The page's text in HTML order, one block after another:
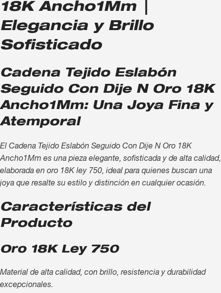
18K Ancho1Mm |
Elegancia y Brillo
Sofisticado
Cadena Tejido Eslabón
Seguido Con Dije N Oro 18K
Ancho1Mm: Una Joya Fina y
Atemporal
El Cadena Tejido Eslabón Seguido Con Dije N Oro 18K
Ancho1Mm es una pieza elegante, sofisticada y de alta calidad,
elaborada en oro 18K ley 750, ideal para quienes buscan una
joya que resalte su estilo y distinción en cualquier ocasión.
Características del
Producto
Oro 18K Ley 750
Material de alta calidad, con brillo, resistencia y durabilidad
excepcionales.